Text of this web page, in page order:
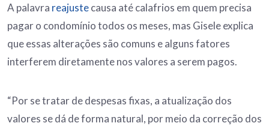
A palavra reajustecausa até calafrios em quem precisa
pagar o condomínio todos os meses, mas Gisele explica
que essas alterações são comuns e alguns fatores
interferem diretamente nos valores a serem pagos.
“Por se tratar de despesas fixas, a atualização dos
valores se dá de forma natural, por meio da correção dos